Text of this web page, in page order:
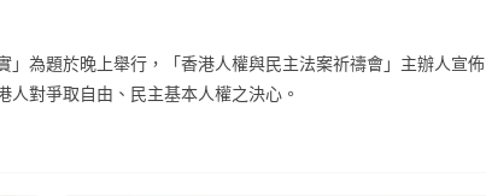
為題於晚上舉行，「香港人權與民主法案祈禱會」主辦人宣佈
對爭取自由、民主基本人權之決心。